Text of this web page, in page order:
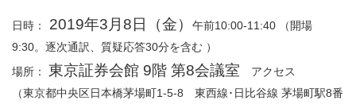
日時： 2019年3月8日（金）
午前10:00-11:40 （開場
9:30。逐次通訳、質疑応答30分を含む ）
場所： 東京証券会館 9階 第8会議室 アクセス
（東京都中央区日本橋茅場町1-5-8 東西線･日比谷線 茅場町駅8番